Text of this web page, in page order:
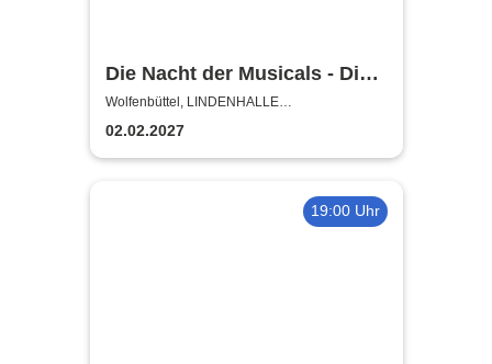
Die Nacht der Musicals - Die
erfolgreichste Musicalgala
aller Zeiten
Wolfenbüttel, LINDENHALLE
WOLFENBÜTTEL
02.02.2027
19:00 Uhr